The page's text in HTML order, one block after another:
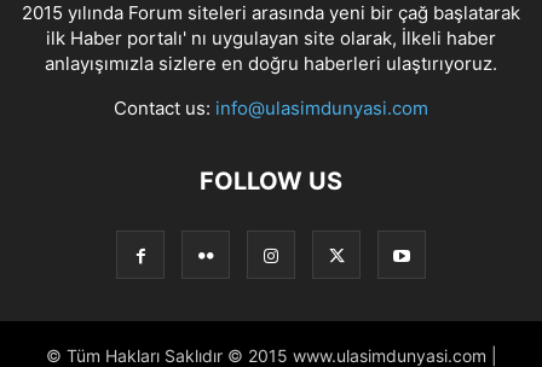
2015 yılında Forum siteleri arasında yeni bir çağ başlatarak
ilk Haber portalı' nı uygulayan site olarak, İlkeli haber
anlayışımızla sizlere en doğru haberleri ulaştırıyoruz.
Contact us: info@ulasimdunyasi.com
FOLLOW US
© Tüm Hakları Saklıdır © 2015 www.ulasimdunyasi.com |